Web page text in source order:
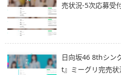
売状況-5次応募受
日向坂46 8thシン
t』ミーグリ完売